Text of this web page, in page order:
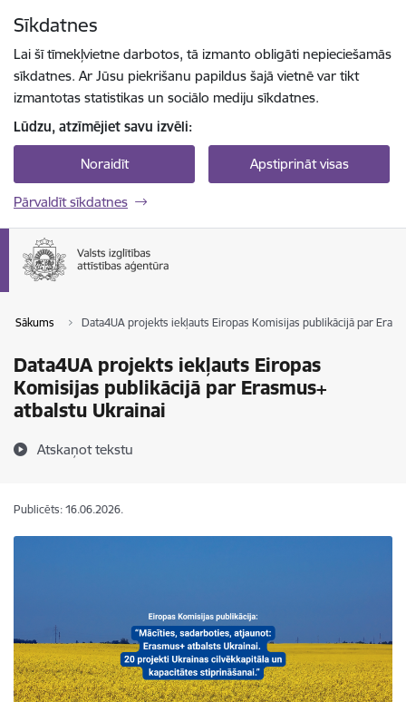
Sīkdatnes
Lai šī tīmekļvietne darbotos, tā izmanto obligāti nepieciešamās
sīkdatnes. Ar Jūsu piekrišanu papildus šajā vietnē var tikt
izmantotas statistikas un sociālo mediju sīkdatnes.
Lūdzu, atzīmējiet savu izvēli:
Noraidīt Apstiprināt visas
Pārvaldīt sīkdatnes
Sākums Data4UA projekts iekļauts Eiropas Komisijas publikācijā par
Data4UA projekts iekļauts Eiropas
Komisijas publikācijā par Erasmus+
atbalstu Ukrainai
Atskaņot tekstu
Publicēts: 16.06.2026.